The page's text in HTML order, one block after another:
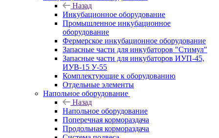
Назад
Инкубационное оборудование
Промышленное инкубационное
оборудование
Фермерское инкубационное оборудование
Запасные части для инкубаторов "Стимул"
Запасные части для инкубаторов ИУП-45,
ИУВ-15 У-55
Комплектующие к оборудованию
Отдельные элементы
Напольное оборудование
Назад
Напольное оборудование
Поперечная кормораздача
Продольная кормораздача